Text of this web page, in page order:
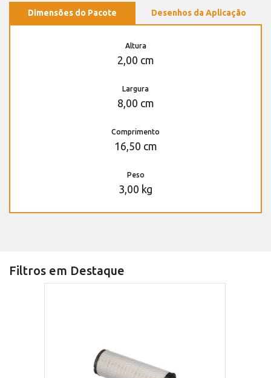
Dimensões do Pacote Desenhos da Aplicação
Altura
2,00 cm
Largura
8,00 cm
Comprimento
16,50 cm
Peso
3,00 kg
Filtros em Destaque